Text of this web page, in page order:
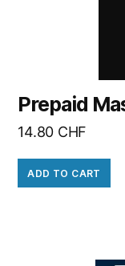
Prepaid
14.80 CHF
ADD TO CART